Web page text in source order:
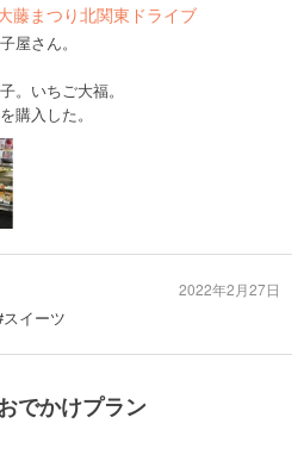
藤まつり北関東ドライブ
屋さん。
。いちご大福。
入した。
イーツ
2022年2月27日
でかけプラン